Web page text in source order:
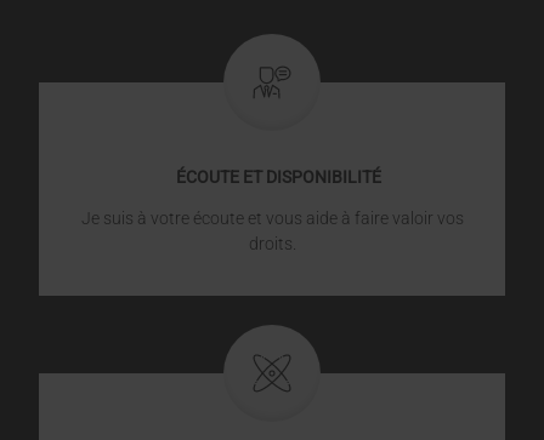
ÉCOUTE ET DISPONIBILITÉ
Je suis à votre écoute et vous aide à faire valoir vos
droits.